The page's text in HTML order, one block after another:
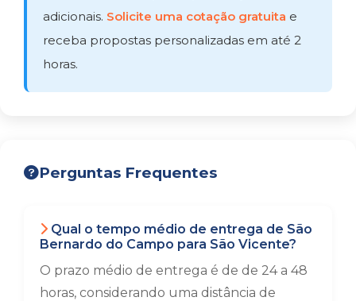
adicionais. Solicite uma cotação gratuita e
receba propostas personalizadas em até 2
horas.
Perguntas Frequentes
Qual o tempo médio de entrega de São
Bernardo do Campo para São Vicente?
O prazo médio de entrega é de de 24 a 48
horas, considerando uma distância de